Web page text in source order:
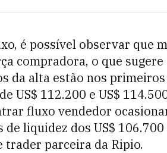
é possível observar que
compradora, o que
da alta estão nos
US$ 112.200 e US$
fluxo vendedor
de liquidez dos US$
trader parceira da Ripio.